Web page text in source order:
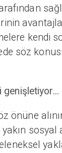
kendi
söz
genişletiyor...
önüne